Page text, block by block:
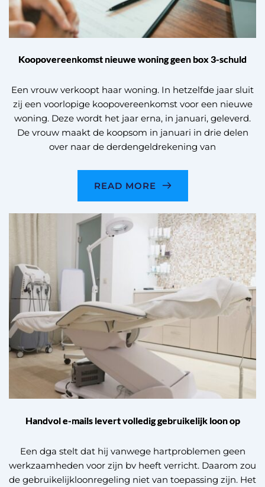
Koopovereenkomst nieuwe woning geen box 3-schuld
Een vrouw verkoopt haar woning. In hetzelfde jaar sluit
zij een voorlopige koopovereenkomst voor een nieuwe
woning. Deze wordt het jaar erna, in januari, geleverd.
De vrouw maakt de koopsom in januari in drie delen
over naar de derdengeldrekening van
READ MORE
Handvol e-mails levert volledig gebruikelijk loon op
Een dga stelt dat hij vanwege hartproblemen geen
werkzaamheden voor zijn bv heeft verricht. Daarom zou
de gebruikelijkloonregeling niet van toepassing zijn. Het